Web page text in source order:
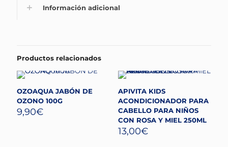
Información adicional
Productos relacionados
OZOAQUA JABÓN DE
OZONO 100G
9,90€
APIVITA KIDS
ACONDICIONADOR PARA
CABELLO PARA NIÑOS
CON ROSA Y MIEL 250ML
13,00€